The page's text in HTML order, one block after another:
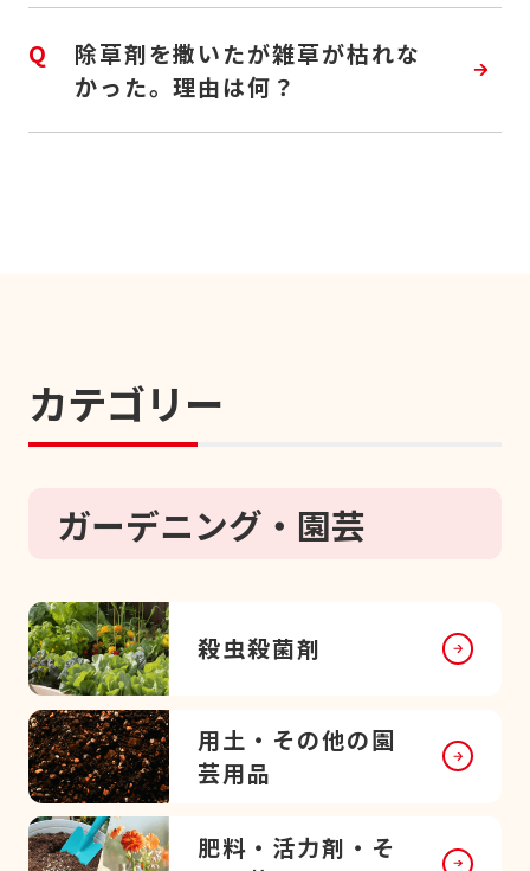
Q
除草剤を撒いたが雑草が枯れな
かった。理由は何？
カテゴリー
ガーデニング・園芸
殺虫殺菌剤
用土・その他の園
芸用品
肥料・活力剤・そ